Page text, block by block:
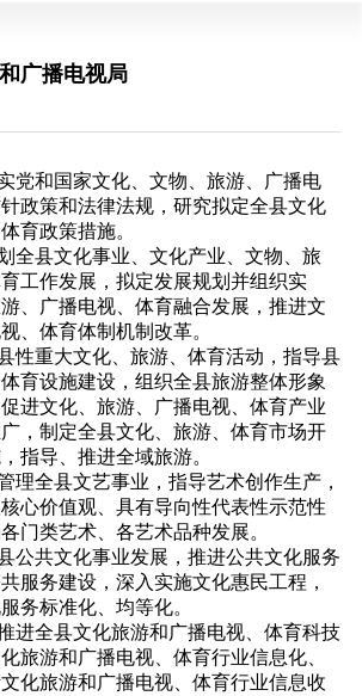
广播电视局
党和国家文化、文物、旅游、广播电
政策和法律法规，研究拟定全县文化
育政策措施。
全县文化事业、文化产业、文物、旅
工作发展，拟定发展规划并组织实
、广播电视、体育融合发展，推进文
、体育体制机制改革。
性重大文化、旅游、体育活动，指导县
育设施建设，组织全县旅游整体形象
进文化、旅游、广播电视、体育产业
，制定全县文化、旅游、体育市场开
指导、推进全域旅游。
理全县文艺事业，指导艺术创作生产，
心价值观、具有导向性代表性示范性
门类艺术、各艺术品种发展。
公共文化事业发展，推进公共文化服务
服务建设，深入实施文化惠民工程，
务标准化、均等化。
进全县文化旅游和广播电视、体育科技
旅游和广播电视、体育行业信息化、
化旅游和广播电视、体育行业信息收